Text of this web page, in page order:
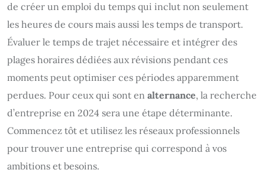
de créer un emploi du temps qui inclut non seulement
les heures de cours mais aussi les temps de transport.
Évaluer le temps de trajet nécessaire et intégrer des
plages horaires dédiées aux révisions pendant ces
moments peut optimiser ces périodes apparemment
perdues. Pour ceux qui sont en alternance, la recherche
d’entreprise en 2024 sera une étape déterminante.
Commencez tôt et utilisez les réseaux professionnels
pour trouver une entreprise qui correspond à vos
ambitions et besoins.